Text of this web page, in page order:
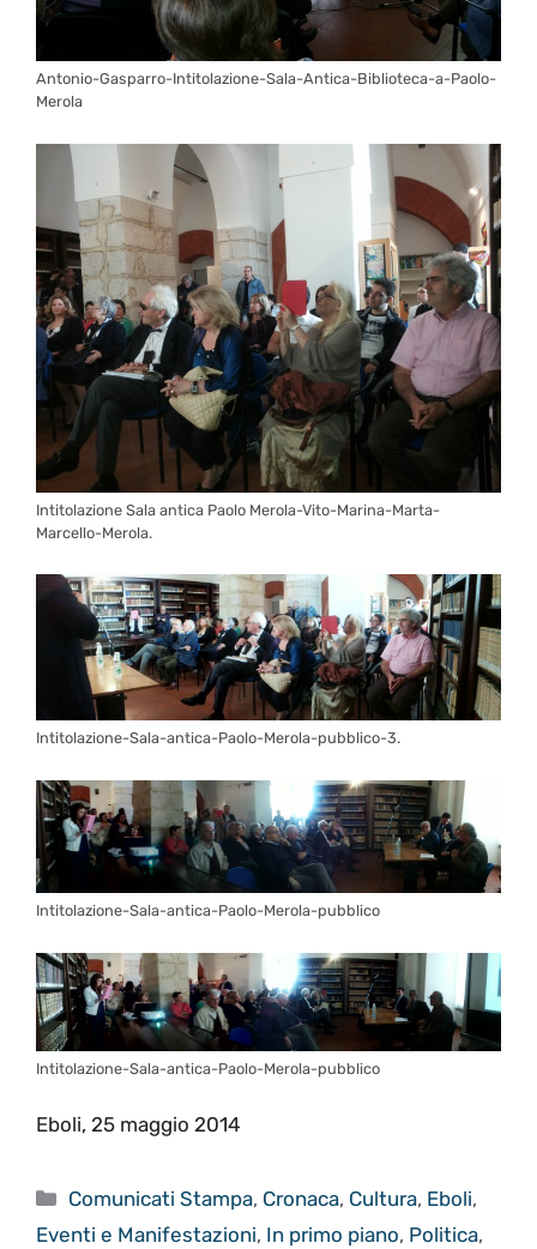
Antonio-Gasparro-Intitolazione-Sala-Antica-Biblioteca-a-Paolo-
Merola
Intitolazione Sala antica Paolo Merola-Vito-Marina-Marta-
Marcello-Merola.
Intitolazione-Sala-antica-Paolo-Merola-pubblico-3.
Intitolazione-Sala-antica-Paolo-Merola-pubblico
Intitolazione-Sala-antica-Paolo-Merola-pubblico
Eboli, 25 maggio 2014
Categorie
Comunicati Stampa, Cronaca, Cultura, Eboli,
Eventi e Manifestazioni, In primo piano, Politica,